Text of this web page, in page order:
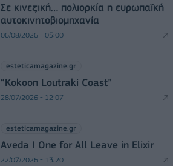
Σε κινεζική… πολιορκία η ευρωπαϊκή
αυτοκινητοβιομηχανία
06/08/2026 - 05:00
esteticamagazine.gr
“Kokoon Loutraki Coast”
28/07/2026 - 12:07
esteticamagazine.gr
Aveda I One for All Leave in Elixir
22/07/2026 - 13:20